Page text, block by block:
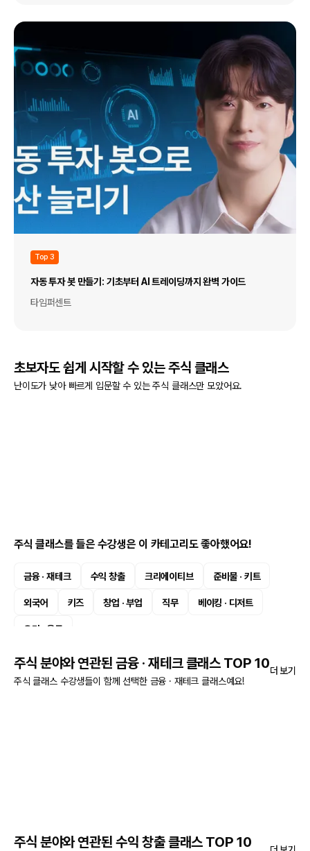
Top 3
자동 투자 봇 만들기: 기초부터 AI 트레이딩까지 완벽 가이드
타임퍼센트
초보자도 쉽게 시작할 수 있는 주식 클래스
난이도가 낮아 빠르게 입문할 수 있는 주식 클래스만 모았어요.
주식 클래스를 들은 수강생은 이 카테고리도 좋아했어요!
금융 · 재테크 수익 창출 크리에이티브 준비물 · 키트
외국어 키즈 창업 · 부업 직무 베이킹 · 디저트
요리 · 음료
주식 분야와 연관된 금융 · 재테크 클래스 TOP 10
주식 클래스 수강생들이 함께 선택한 금융 · 재테크 클래스예요!
더 보기
주식 분야와 연관된 수익 창출 클래스 TOP 10